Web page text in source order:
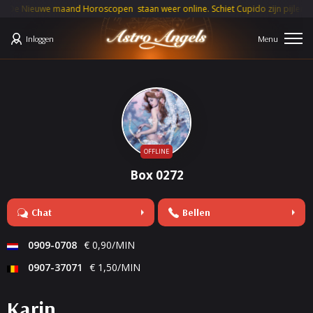
Nieuwe maand Horoscopen staan weer online. Schiet Cupido zijn pijlen
Inloggen
OFFLINE
Box 0272
Chat Bellen
0909-0708 € 0,90/MIN
0907-37071
€ 1,50/MIN